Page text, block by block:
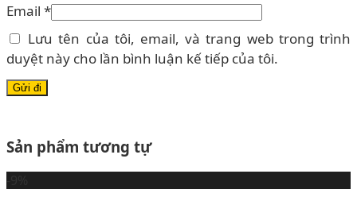
Email *
Lưu tên của tôi, email, và trang web trong trình
duyệt này cho lần bình luận kế tiếp của tôi.
Sản phẩm tương tự